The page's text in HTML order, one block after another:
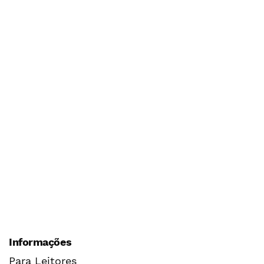
Informações
Para Leitores